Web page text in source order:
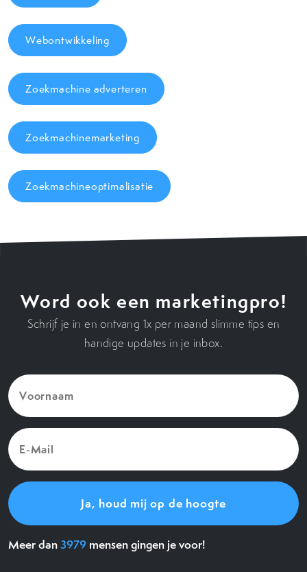
Webontwikkeling
Zoekmachine adverteren
Zoekmachinemarketing
Zoekmachineoptimalisatie
Word ook een marketingpro!
Schrijf je in en ontvang 1x per maand slimme tips en
handige updates in je inbox.
Voornaam
(Vereist)
E-
Mail
(Vereist)
Meer dan3979 mensen gingen je voor!